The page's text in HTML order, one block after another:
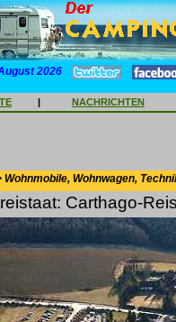
2026
| NACHRICHTEN
Wohnwagen,
Carthago-